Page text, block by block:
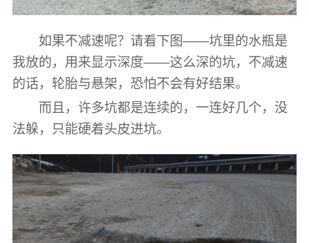
如果不减速呢？请看下图——坑里的水瓶是
我放的，用来显示深度——这么深的坑，不减速
的话，轮胎与悬架，恐怕不会有好结果。
而且，许多坑都是连续的，一连好几个，没
法躲，只能硬着头皮进坑。